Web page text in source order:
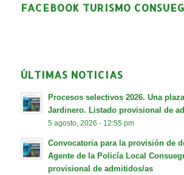
FACEBOOK TURISMO
ÚLTIMAS NOTICIAS
Procesos selectivos 2026. Una
Jardinero. Listado provisional de
5 agosto, 2026 - 12:55 pm
Convocatoria para la provisión de
Agente de la Policía Local
provisional de admitidos/as